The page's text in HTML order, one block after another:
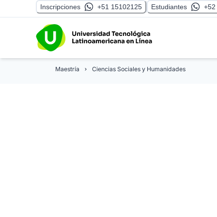
Inscripciones +51 15102125 Estudiantes +52
Maestría Ciencias Sociales y Humanidades